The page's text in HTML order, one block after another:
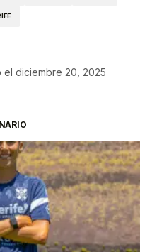
el diciembre 20, 2025